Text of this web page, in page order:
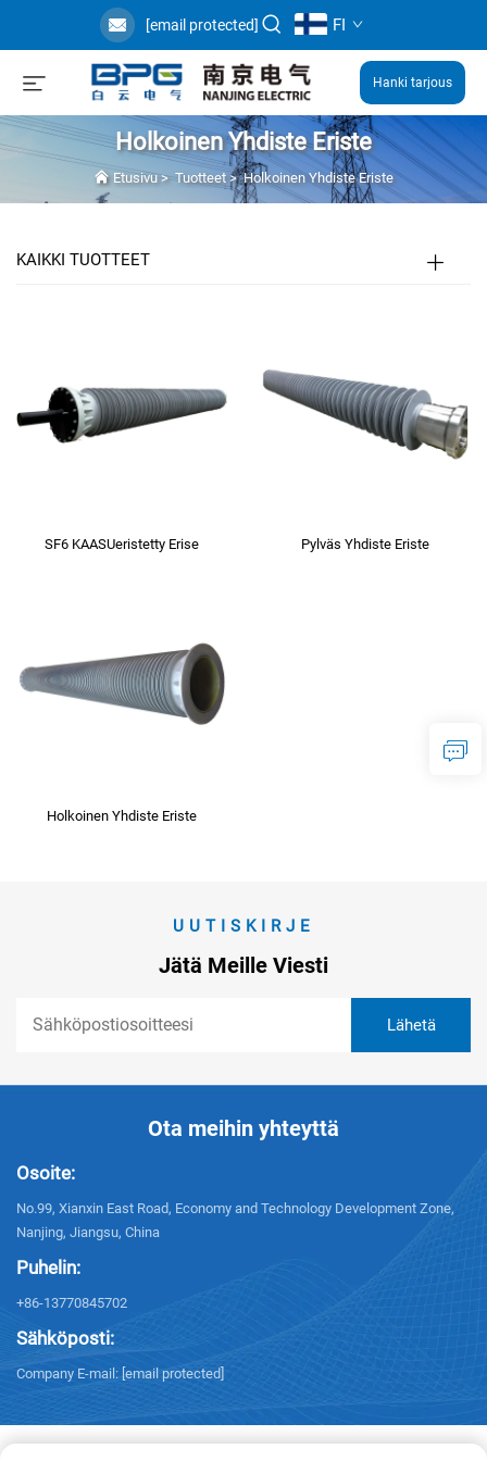
[email protected] FI
Hanki tarjous
Holkoinen Yhdiste Eriste
Etusivu> Tuotteet >Holkoinen Yhdiste Eriste
KAIKKI TUOTTEET
SF6 KAASUeristetty Erise Pylväs Yhdiste Eriste
Holkoinen Yhdiste Eriste
UUTISKIRJE
Jätä Meille Viesti
Ota meihin yhteyttä
Osoite:
No.99, Xianxin East Road, Economy and Technology Development Zone,
Nanjing, Jiangsu, China
Puhelin:
+86-13770845702
Sähköposti:
Company E-mail: [email protected]